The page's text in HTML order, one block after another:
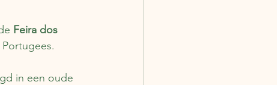
Feira dos
in een oude